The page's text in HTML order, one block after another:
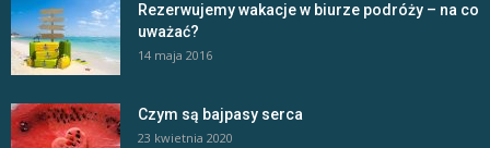
Rezerwujemy wakacje w biurze podróży – na co
uważać?
14 maja 2016
Czym są bajpasy serca
23 kwietnia 2020